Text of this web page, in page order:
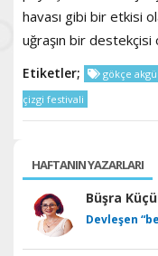
havası gibi bir etkisi
uğraşın bir destekçisi
Etiketler; gökçe akgül
çizgi festivali
HAFTANIN YAZARLARI
Büşra
Devleşen